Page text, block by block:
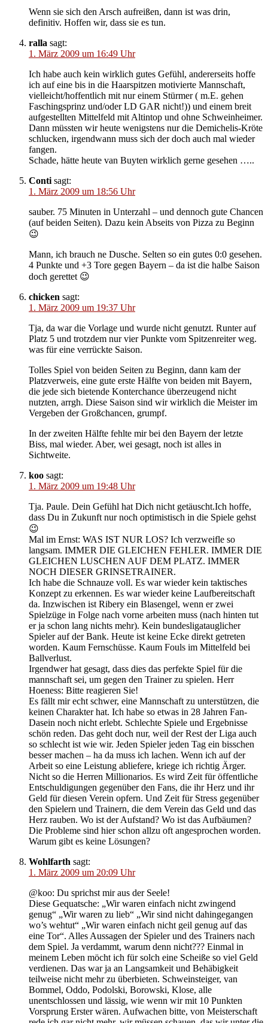
Wenn sie sich den Arsch aufreißen, dann ist was drin,
definitiv. Hoffen wir, dass sie es tun.
ralla sagt:
1. März 2009 um 16:49 Uhr
Ich habe auch kein wirklich gutes Gefühl, andererseits hoffe
ich auf eine bis in die Haarspitzen motivierte Mannschaft,
vielleicht/hoffentlich mit nur einem Stürmer ( m.E. gehen
Faschingsprinz und/oder LD GAR nicht!)) und einem breit
aufgestellten Mittelfeld mit Altintop und ohne Schweinheimer.
Dann müssten wir heute wenigstens nur die Demichelis-Kröte
schlucken, irgendwann muss sich der doch auch mal wieder
fangen.
Schade, hätte heute van Buyten wirklich gerne gesehen …..
Conti sagt:
1. März 2009 um 18:56 Uhr
sauber. 75 Minuten in Unterzahl – und dennoch gute Chancen
(auf beiden Seiten). Dazu kein Abseits von Pizza zu Beginn
😉
Mann, ich brauch ne Dusche. Selten so ein gutes 0:0 gesehen.
4 Punkte und +3 Tore gegen Bayern – da ist die halbe Saison
doch gerettet 😉
chicken sagt:
1. März 2009 um 19:37 Uhr
Tja, da war die Vorlage und wurde nicht genutzt. Runter auf
Platz 5 und trotzdem nur vier Punkte vom Spitzenreiter weg.
was für eine verrückte Saison.
Tolles Spiel von beiden Seiten zu Beginn, dann kam der
Platzverweis, eine gute erste Hälfte von beiden mit Bayern,
die jede sich bietende Konterchance überzeugend nicht
nutzten, arrgh. Diese Saison sind wir wirklich die Meister im
Vergeben der Großchancen, grumpf.
In der zweiten Hälfte fehlte mir bei den Bayern der letzte
Biss, mal wieder. Aber, wei gesagt, noch ist alles in
Sichtweite.
koo sagt:
1. März 2009 um 19:48 Uhr
Tja. Paule. Dein Gefühl hat Dich nicht getäuscht.Ich hoffe,
dass Du in Zukunft nur noch optimistisch in die Spiele gehst
😉
Mal im Ernst: WAS IST NUR LOS? Ich verzweifle so
langsam. IMMER DIE GLEICHEN FEHLER. IMMER DIE
GLEICHEN LUSCHEN AUF DEM PLATZ. IMMER
NOCH DIESER GRINSETRAINER.
Ich habe die Schnauze voll. Es war wieder kein taktisches
Konzept zu erkennen. Es war wieder keine Laufbereitschaft
da. Inzwischen ist Ribery ein Blasengel, wenn er zwei
Spielzüge in Folge nach vorne arbeiten muss (nach hinten tut
er ja schon lang nichts mehr). Kein bundesligatauglicher
Spieler auf der Bank. Heute ist keine Ecke direkt getreten
worden. Kaum Fernschüsse. Kaum Fouls im Mittelfeld bei
Ballverlust.
Irgendwer hat gesagt, dass dies das perfekte Spiel für die
mannschaft sei, um gegen den Trainer zu spielen. Herr
Hoeness: Bitte reagieren Sie!
Es fällt mir echt schwer, eine Mannschaft zu unterstützen, die
keinen Charakter hat. Ich habe so etwas in 28 Jahren Fan-
Dasein noch nicht erlebt. Schlechte Spiele und Ergebnisse
schön reden. Das geht doch nur, weil der Rest der Liga auch
so schlecht ist wie wir. Jeden Spieler jeden Tag ein bisschen
besser machen – ha da muss ich lachen. Wenn ich auf der
Arbeit so eine Leistung abliefere, kriege ich richtig Ärger.
Nicht so die Herren Millionarios. Es wird Zeit für öffentliche
Entschuldigungen gegenüber den Fans, die ihr Herz und ihr
Geld für diesen Verein opfern. Und Zeit für Stress gegenüber
den Spielern und Trainern, die dem Verein das Geld und das
Herz rauben. Wo ist der Aufstand? Wo ist das Aufbäumen?
Die Probleme sind hier schon allzu oft angesprochen worden.
Warum gibt es keine Lösungen?
Wohlfarth sagt:
1. März 2009 um 20:09 Uhr
@koo: Du sprichst mir aus der Seele!
Diese Gequatsche: „Wir waren einfach nicht zwingend
genug“ „Wir waren zu lieb“ „Wir sind nicht dahingegangen
wo’s wehtut“ „Wir waren einfach nicht geil genug auf das
eine Tor“. Alles Aussagen der Spieler und des Trainers nach
dem Spiel. Ja verdammt, warum denn nicht??? Einmal in
meinem Leben möcht ich für solch eine Scheiße so viel Geld
verdienen. Das war ja an Langsamkeit und Behäbigkeit
teilweise nicht mehr zu überbieten. Schweinsteiger, van
Bommel, Oddo, Podolski, Borowski, Klose, alle
unentschlossen und lässig, wie wenn wir mit 10 Punkten
Vorsprung Erster wären. Aufwachen bitte, von Meisterschaft